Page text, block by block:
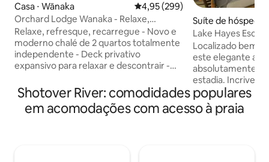
Casa ⋅ Wānaka 4,95 de uma avaliação média de
4,95 (299)
Orchard Lodge Wanaka - Relaxe,
Refresque, Recarregue
Relaxe, refresque, recarregue - Novo e
moderno chalé de 2 quartos totalmente
independente - Deck privativo
expansivo para relaxar e descontrair -
Roupa de cama e toalhas de alta
qualidade fornecidas GRATUITAMENTE -
Entrada de hóspedes separada -
Suíte de
wn
Lake Hayes
Arrowtown
Localizado bem
este elegante
absolutamente
estadia. Incrivelmente quente com sol o
dia todo, mesmo
central perto de
espetaculares do
Shotover River: comodidades populares
em acomodações com acesso à praia